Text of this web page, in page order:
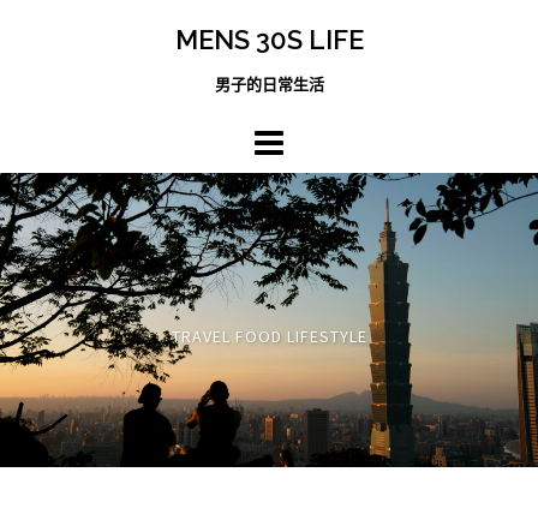
MENS 30S LIFE
男子的日常生活
TRAVEL FOOD LIFESTYLE